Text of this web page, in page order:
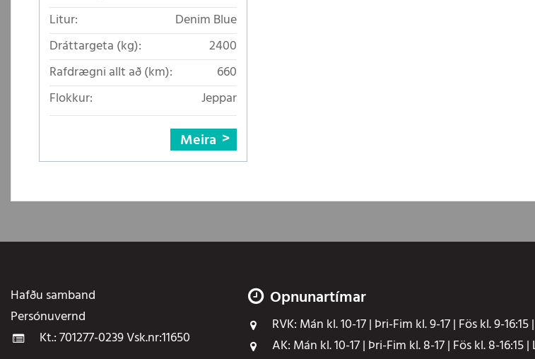
áklæði
Litur:
Denim Blue
Dráttargeta (kg):
2400
Rafdrægni allt að (km):
660
Flokkur:
Jeppar
Meira
Hafðu samband
Persónuvernd
Kt.: 701277-0239 Vsk.nr:11650
Opnunartímar
RVK: Mán kl. 10-17 | Þri-Fim kl. 9-17 | Fös kl. 9-
AK: Mán kl. 10-17 | Þri-Fim kl. 8-17 | Fös kl. 8-16:15